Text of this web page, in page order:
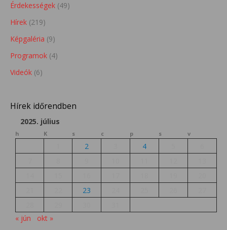
Érdekességek (49)
Hírek (219)
Képgaléria (9)
Programok (4)
Videók (6)
Hírek időrendben
2025. július
h K s c p s v
2 4
23
« jún
okt »